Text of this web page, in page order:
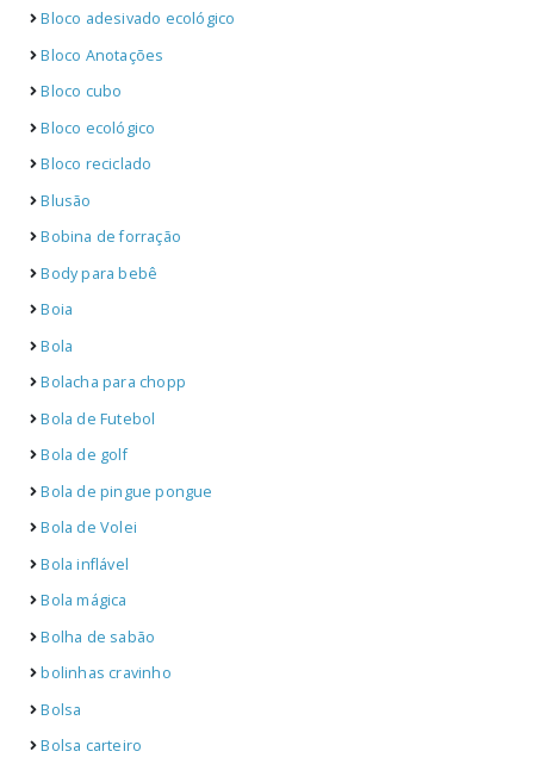
Bloco adesivado ecológico
Bloco Anotações
Bloco cubo
Bloco ecológico
Bloco reciclado
Blusão
Bobina de forração
Body para bebê
Boia
Bola
Bolacha para chopp
Bola de Futebol
Bola de golf
Bola de pingue pongue
Bola de Volei
Bola inflável
Bola mágica
Bolha de sabão
bolinhas cravinho
Bolsa
Bolsa carteiro